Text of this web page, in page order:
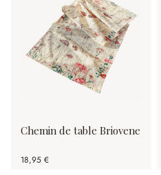
Chemin de table Briovene
18,95 €